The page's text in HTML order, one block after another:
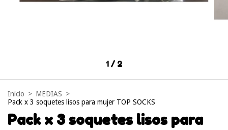
1 / 2
Inicio > MEDIAS >
Pack x 3 soquetes lisos para mujer TOP SOCKS
Pack x 3 soquetes lisos para